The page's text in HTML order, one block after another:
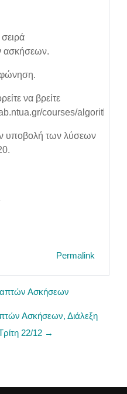
ασκήσεων.
να βρείτε
courses/
υποβολή των λύσεων
Permalink
Ασκήσεων
Ασκήσεων, Διάλεξη
22/12 →